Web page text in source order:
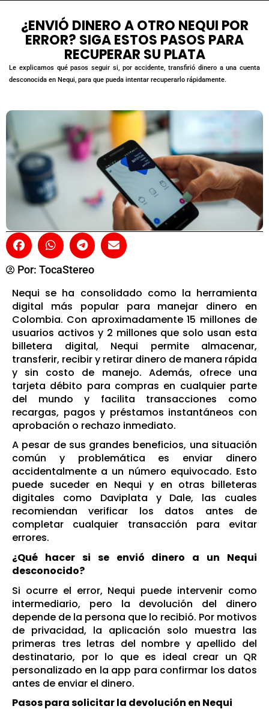
¿ENVIÓ DINERO A OTRO NEQUI POR
ERROR? SIGA ESTOS PASOS PARA
RECUPERAR SU PLATA
Le explicamos qué pasos seguir si, por accidente, transfirió dinero a una cuenta
desconocida en Nequi, para que pueda intentar recuperarlo rápidamente.
Por: TocaStereo
Nequi se ha consolidado como la herramienta
digital más popular para manejar dinero en
Colombia. Con aproximadamente 15 millones de
usuarios activos y 2 millones que solo usan esta
billetera digital, Nequi permite almacenar,
transferir, recibir y retirar dinero de manera rápida
y sin costo de manejo. Además, ofrece una
tarjeta débito para compras en cualquier parte
del mundo y facilita transacciones como
recargas, pagos y préstamos instantáneos con
aprobación o rechazo inmediato.
A pesar de sus grandes beneficios, una situación
común y problemática es enviar dinero
accidentalmente a un número equivocado. Esto
puede suceder en Nequi y en otras billeteras
digitales como Daviplata y Dale, las cuales
recomiendan verificar los datos antes de
completar cualquier transacción para evitar
errores.
¿Qué hacer si se envió dinero a un Nequi
desconocido?
Si ocurre el error, Nequi puede intervenir como
intermediario, pero la devolución del dinero
depende de la persona que lo recibió. Por motivos
de privacidad, la aplicación solo muestra las
primeras tres letras del nombre y apellido del
destinatario, por lo que es ideal crear un QR
personalizado en la app para confirmar los datos
antes de enviar el dinero.
Pasos para solicitar la devolución en Nequi